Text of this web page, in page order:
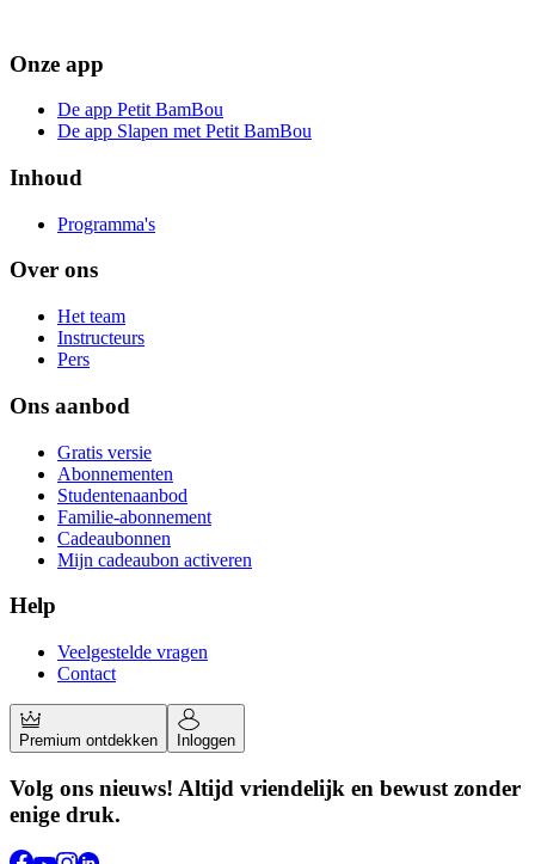
Onze app
De app Petit BamBou
De app Slapen met Petit BamBou
Inhoud
Programma's
Over ons
Het team
Instructeurs
Pers
Ons aanbod
Gratis versie
Abonnementen
Studentenaanbod
Familie-abonnement
Cadeaubonnen
Mijn cadeaubon activeren
Help
Veelgestelde vragen
Contact
Premium ontdekken Inloggen
Volg ons nieuws! Altijd vriendelijk en bewust zonder
enige druk.